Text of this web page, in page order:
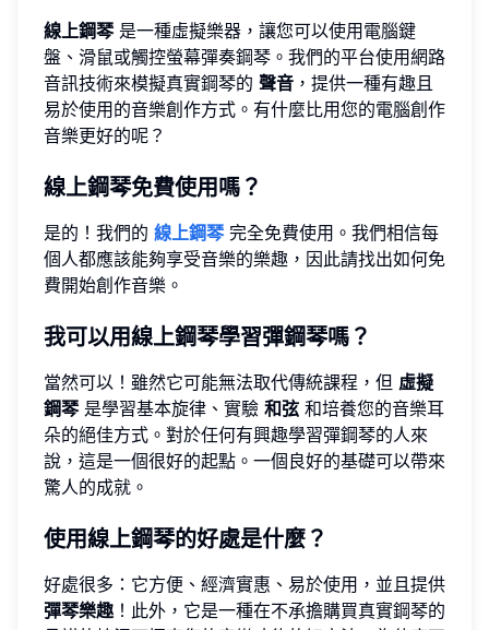
線上鋼琴是一種虛擬樂器，讓您可以使用電腦鍵
盤、滑鼠或觸控螢幕彈奏鋼琴。我們的平台使用網路
音訊技術來模擬真實鋼琴的 聲音 ，提供一種有趣且
易於使用的音樂創作方式。有什麼比用您的電腦創作
音樂更好的呢？
線上鋼琴免費使用嗎？
是的！我們的 線上鋼琴完全免費使用。我們相信每
個人都應該能夠享受音樂的樂趣，因此請找出如何免
費開始創作音樂。
我可以用線上鋼琴學習彈鋼琴嗎？
當然可以！雖然它可能無法取代傳統課程，但 虛擬
鋼琴是學習基本旋律、實驗 和弦 和培養您的音樂耳
朵的絕佳方式。對於任何有興趣學習彈鋼琴的人來
說，這是一個很好的起點。一個良好的基礎可以帶來
驚人的成就。
使用線上鋼琴的好處是什麼？
好處很多：它方便、經濟實惠、易於使用，並且提供
彈琴樂趣 ！此外，它是一種在不承擔購買真實鋼琴的